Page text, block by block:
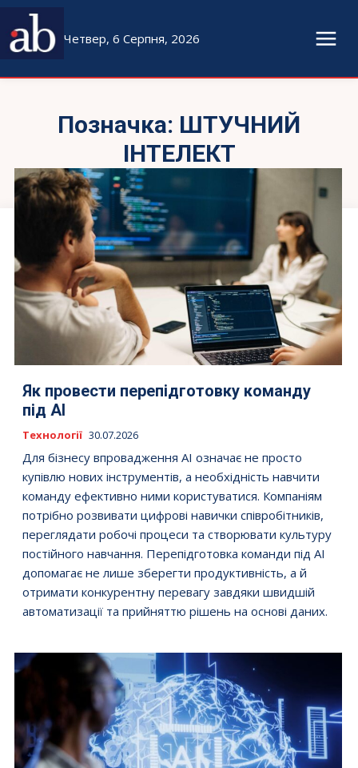
Четвер, 6 Серпня, 2026
Позначка: ШТУЧНИЙ
ІНТЕЛЕКТ
Як провести перепідготовку команду
під AI
Технології 30.07.2026
Для бізнесу впровадження AI означає не просто
купівлю нових інструментів, а необхідність навчити
команду ефективно ними користуватися. Компаніям
потрібно розвивати цифрові навички співробітників,
переглядати робочі процеси та створювати культуру
постійного навчання. Перепідготовка команди під AI
допомагає не лише зберегти продуктивність, а й
отримати конкурентну перевагу завдяки швидшій
автоматизації та прийняттю рішень на основі даних.